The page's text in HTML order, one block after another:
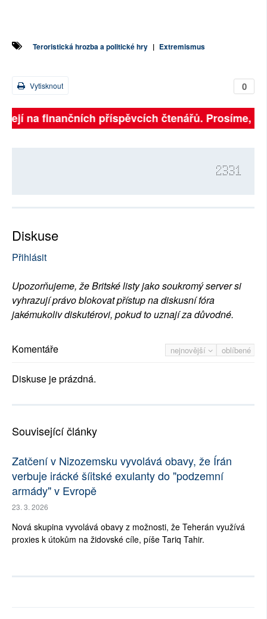
Teroristická hrozba a politické hry | Extremismus
0
Vytisknout
na finančních příspěvcích čtenářů. Prosíme,
2331
Diskuse
Přihlásit
Upozorňujeme, že Britské listy jako soukromý server si
vyhrazují právo blokovat přístup na diskusní fóra
jakémukoliv diskutérovi, pokud to uznají za důvodné.
nejnovější oblíbené
Komentáře
Diskuse je prázdná.
Související články
Zatčení v Nizozemsku vyvolává obavy, že Írán
verbuje irácké šíitské exulanty do "podzemní
armády" v Evropě
23. 3. 2026
Nová skupina vyvolává obavy z možnosti, že Teherán využívá
proxies k útokům na židovské cíle, píše Tariq Tahir.